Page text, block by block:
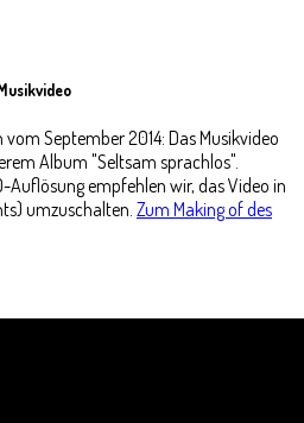
September 2014: Das Musikvideo
Album "Seltsam sprachlos".
Auflösung empfehlen wir, das Video in
umzuschalten. Zum Making of des